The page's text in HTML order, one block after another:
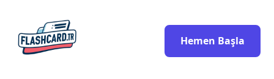
Hemen Başla